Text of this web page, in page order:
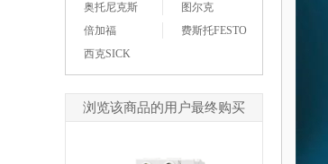
奥托尼克斯
图尔克
倍加福
费斯托FESTO
西克SICK
浏览该商品的用户最终购买